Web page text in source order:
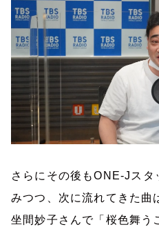
さらにその後もONE-J スタ
みつつ、次に流れてきた曲
坐間妙子さんで「桜色舞う